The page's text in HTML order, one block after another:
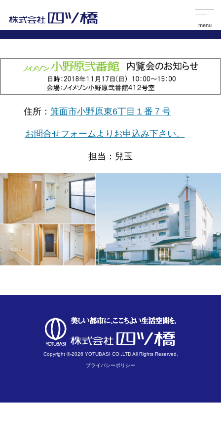
menu
住所： 箕面市小野原東6丁目１番７号
お問合せフォームよりお申込み下さい。
担当：兒玉
Copyright ©-2026 YOTUBASI CO.,LTD All Rights Reserved.
プライバシーポリシー